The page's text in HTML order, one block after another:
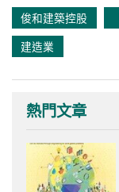
俊和建築控股
建造業
熱門文章